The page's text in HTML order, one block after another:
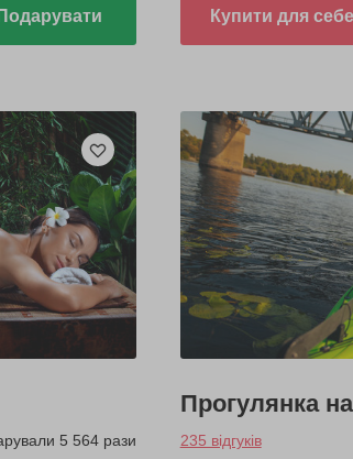
Подарувати Купити для себе
5 564 рази
Прогулянка
235 відгуків